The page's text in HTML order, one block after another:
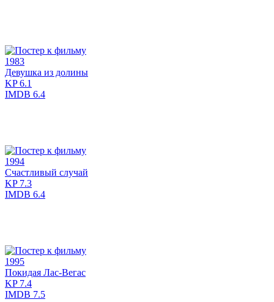
1983
Девушка из долины
KP6.1
IMDB 6.4
1994
Счастливый случай
KP7.3
IMDB 6.4
1995
Покидая Лас-Вегас
KP7.4
IMDB 7.5